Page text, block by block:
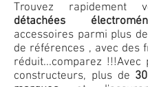
Trouvez rapidement
détachées
accessoires parmi plus
de références , avec des
réduit...comparez !!!Avec
constructeurs, plus de